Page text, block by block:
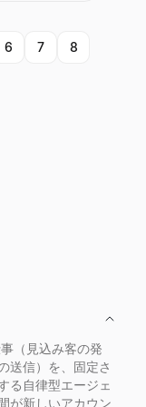
6 7 8
（見込み客の発
送信）を、固定さ
る自律型エージェ
が新しいアカウン